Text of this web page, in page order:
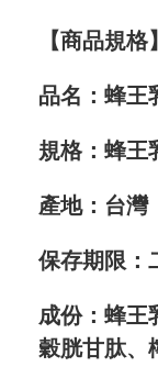
【商品規格】
品名：蜂
規格：蜂
產地：台灣
保存期限：
成份：蜂王
穀胱甘肽、